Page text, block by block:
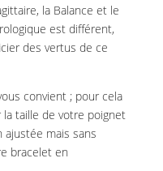
la Balance et le
est différent,
des vertus de ce
convient ; pour cela
taille de votre poignet
ajustée mais sans
bracelet en